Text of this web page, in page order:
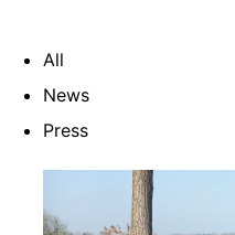
All
News
Press